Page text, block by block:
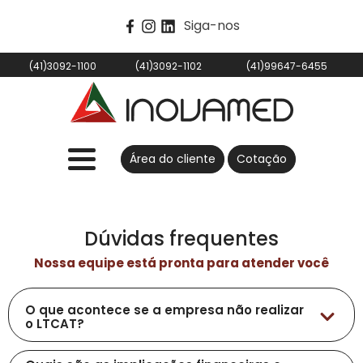
Siga-nos
(41)3092-1100 (41)3092-1102 (41)99647-6455
Área do cliente Cotação
Dúvidas frequentes
Nossa equipe está pronta para atender você
O que acontece se a empresa não realizar
o LTCAT?